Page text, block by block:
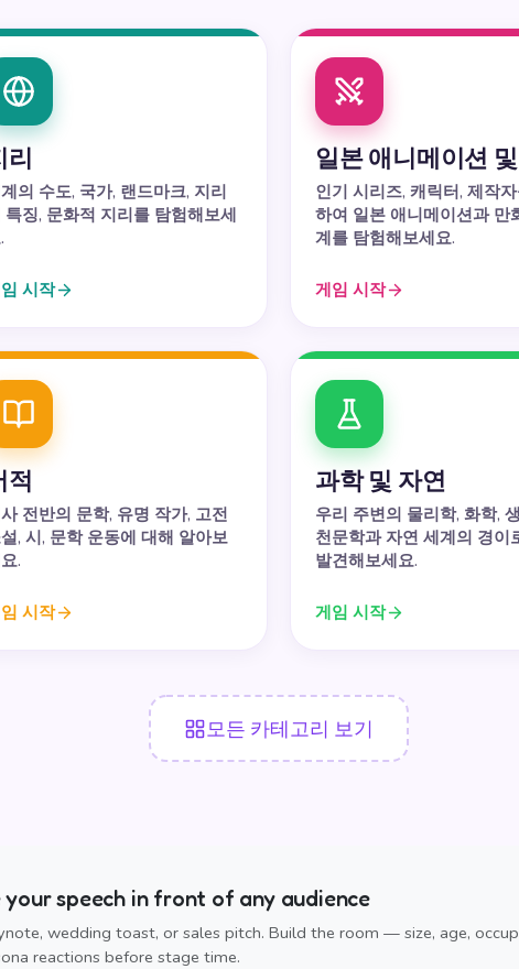
리
의 수도, 국가, 랜드마크, 지리
특징, 문화적 지리를 탐험해보세
시작
일본 애니메이션
인기 시리즈, 캐릭터, 제작
하여 일본 애니메이션과 만
계를 탐험해보세요.
게임 시작
적
전반의 문학, 유명 작가, 고전
, 시, 문학 운동에 대해 알아보
.
시작
과학 및 자연
우리 주변의 물리학, 화학,
천문학과 자연 세계의 경이
발견해보세요.
게임 시작
모든 카테고리 보기
your speech in front of any audience
wedding toast, or sales pitch. Build the room — size, age,
reactions before stage time.